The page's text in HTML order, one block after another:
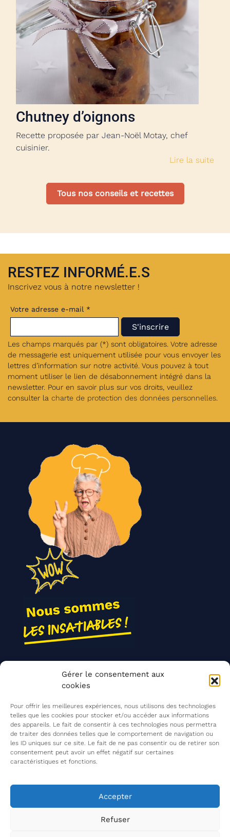
Gérer le consentement aux
cookies
Pour offrir les meilleures expériences, nous utilisons des technologies
telles que les cookies pour stocker et/ou accéder aux informations
des appareils. Le fait de consentir à ces technologies nous permettra
de traiter des données telles que le comportement de navigation ou
les ID uniques sur ce site. Le fait de ne pas consentir ou de retirer son
consentement peut avoir un effet négatif sur certaines
caractéristiques et fonctions.
Accepter
Refuser
Chutney d’oignons
Recette proposée par Jean-Noël Motay, chef
cuisinier.
Lire la suite
Tous nos conseils et recettes
RESTEZ INFORMÉ.E.S
Inscrivez vous à notre newsletter !
Votre adresse e-mail *
Les champs marqués par (*) sont obligatoires. Votre adresse
de messagerie est uniquement utilisée pour vous envoyer les
lettres d’information sur notre activité. Vous pouvez à tout
moment utiliser le lien de désabonnement intégré dans la
newsletter. Pour en savoir plus sur vos droits, veuillez
consulter la charte de protection des données personnelles
Agir ensemble
Mentions légales
Politique de confidentialité
Les Insatiables, une association du